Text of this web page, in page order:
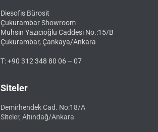
Diesofis Bürosit
Çukurambar Showroom
Muhsin Yazıcıoğlu Caddesi No.:15/B
Çukurambar, Çankaya/Ankara
T: +90 312 348 80 06 – 07
Siteler
Demirhendek Cad. No:18/A
Siteler, Altındağ/Ankara